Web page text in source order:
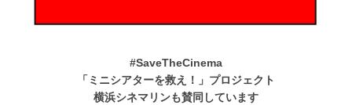
#SaveTheCinema
「ミニシアターを救え！」プロジェクト
横浜シネマリンも賛同しています